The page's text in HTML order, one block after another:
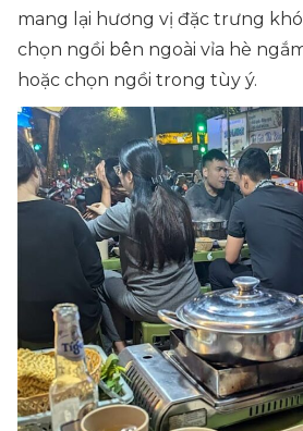
mang lại hương vị đặc trưng
chọn ngồi bên ngoài vỉa hè
hoặc chọn ngồi trong tùy ý.